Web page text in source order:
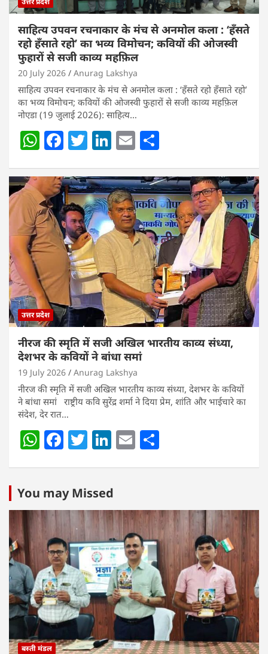
साहित्य उपवन रचनाकार के मंच से अनमोल कला : ‘हॅंसते
रहो हॅंसाते रहो’ का भव्य विमोचन; कवियों की ओजस्वी
फुहारों से सजी काव्य महफ़िल
20 July 2026 Anurag Lakshya
साहित्य उपवन रचनाकार के मंच से अनमोल कला : ‘हॅंसते रहो हॅंसाते रहो’
का भव्य विमोचन; कवियों की ओजस्वी फुहारों से सजी काव्य महफ़िल
नोएडा (19 जुलाई 2026): साहित्य…
W
at
s
A
p
p
F
c
e
b
o
o
k
T
itt
er
Li
k
e
dI
n
E
ai
l
ar
e
उत्तर प्रदेश
नीरज की स्मृति में सजी अखिल भारतीय काव्य संध्या,
देशभर के कवियों ने बांधा समां
19 July 2026 Anurag Lakshya
नीरज की स्मृति में सजी अखिल भारतीय काव्य संध्या, देशभर के कवियों
ने बांधा समां राष्ट्रीय कवि सुरेंद्र शर्मा ने दिया प्रेम, शांति और भाईचारे का
संदेश, देर रात…
W
s
A
p
p
F
e
b
o
o
k
T
er
Li
e
dI
n
E
You may Missed
बस्ती मंडल